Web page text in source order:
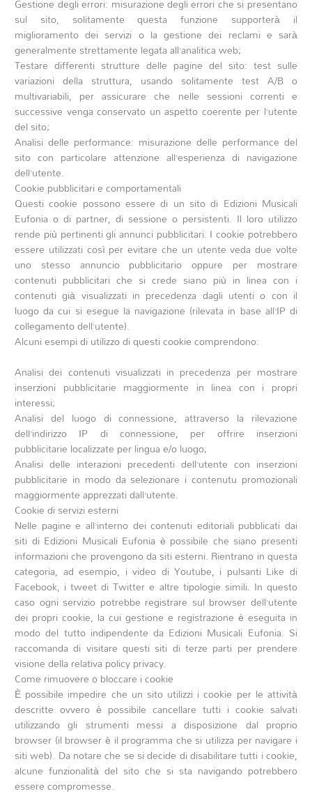
sul sito, solitamente questa funzione supporterà il
miglioramento dei servizi o la gestione dei reclami e sarà
generalmente strettamente legata all’analitica web;
Testare differenti strutture delle pagine del sito: test sulle
variazioni della struttura, usando solitamente test A/B o
multivariabili, per assicurare che nelle sessioni correnti e
successive venga conservato un aspetto coerente per l’utente
del sito;
Analisi delle performance: misurazione delle performance del
sito con particolare attenzione all’esperienza di navigazione
dell’utente.
Cookie pubblicitari e comportamentali
Questi cookie possono essere di un sito di Edizioni Musicali
Eufonia o di partner, di sessione o persistenti. Il loro utilizzo
rende più pertinenti gli annunci pubblicitari. I cookie potrebbero
essere utilizzati così per evitare che un utente veda due volte
uno stesso annuncio pubblicitario oppure per mostrare
contenuti pubblicitari che si crede siano più in linea con i
contenuti già visualizzati in precedenza dagli utenti o con il
luogo da cui si esegue la navigazione (rilevata in base all’IP di
collegamento dell’utente).
Alcuni esempi di utilizzo di questi cookie comprendono:
Analisi dei contenuti visualizzati in precedenza per mostrare
inserzioni pubblicitarie maggiormente in linea con i propri
interessi;
Analisi del luogo di connessione, attraverso la rilevazione
dell’indirizzo IP di connessione, per offrire inserzioni
pubblicitarie localizzate per lingua e/o luogo;
Analisi delle interazioni precedenti dell’utente con inserzioni
pubblicitarie in modo da selezionare i contenutu promozionali
maggiormente apprezzati dall’utente.
Cookie di servizi esterni
Nelle pagine e all’interno dei contenuti editoriali pubblicati dai
siti di Edizioni Musicali Eufonia è possibile che siano presenti
informazioni che provengono da siti esterni. Rientrano in questa
categoria, ad esempio, i video di Youtube, i pulsanti Like di
Facebook, i tweet di Twitter e altre tipologie simili. In questo
caso ogni servizio potrebbe registrare sul browser dell’utente
dei propri cookie, la cui gestione e registrazione è eseguita in
modo del tutto indipendente da Edizioni Musicali Eufonia. Si
raccomanda di visitare questi siti di terze parti per prendere
visione della relativa policy privacy.
Come rimuovere o bloccare i cookie
È possibile impedire che un sito utilizzi i cookie per le attività
descritte ovvero è possibile cancellare tutti i cookie salvati
utilizzando gli strumenti messi a disposizione dal proprio
browser (il browser è il programma che si utilizza per navigare i
siti web). Da notare che se si decide di disabilitare tutti i cookie,
alcune funzionalità del sito che si sta navigando potrebbero
essere compromesse.